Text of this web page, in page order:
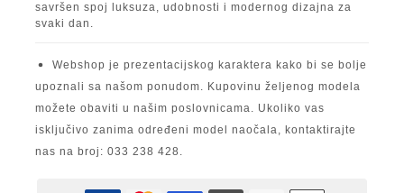
savršen spoj luksuza, udobnosti i modernog dizajna za
svaki dan.
Webshop je prezentacijskog karaktera kako bi se bolje
upoznali sa našom ponudom. Kupovinu željenog modela
možete obaviti u našim poslovnicama. Ukoliko vas
isključivo zanima određeni model naočala, kontaktirajte
nas na broj: 033 238 428.